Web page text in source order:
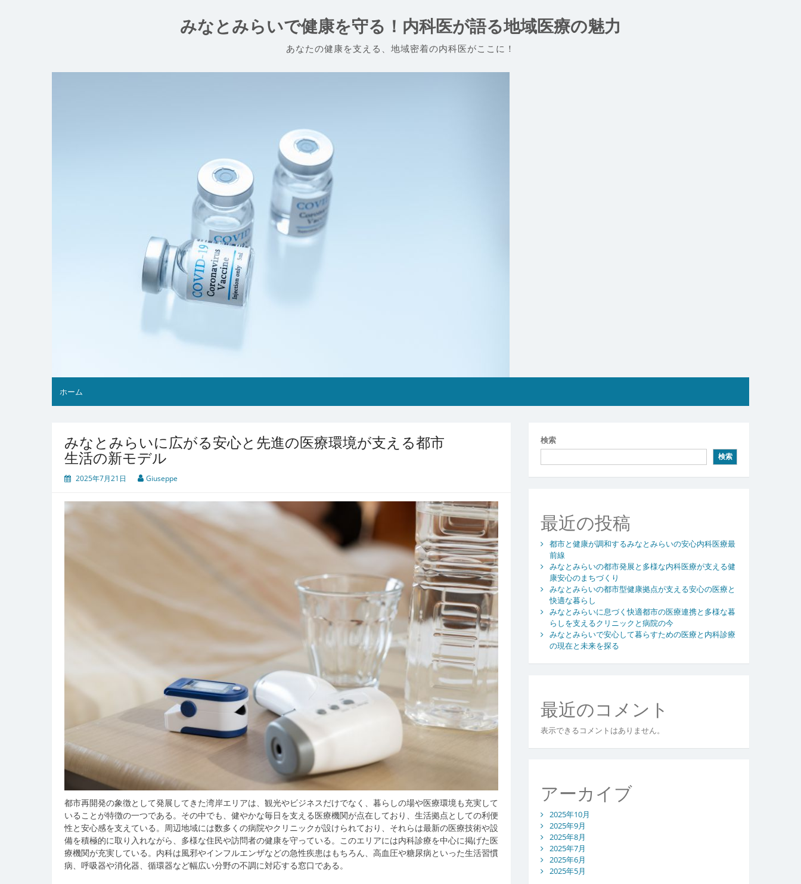
みなとみらいで健康を守る！内科医が語る地域医療の魅力
あなたの健康を支える、地域密着の内科医がここに！
ホーム
みなとみらいに広がる安心と先進の医療環境が支える都市
生活の新モデル
2025年7月21日 Giuseppe
都市再開発の象徴として発展してきた湾岸エリアは、観光やビジネスだけでなく、暮らしの場や医療環境も充実して
いることが特徴の一つである。 その中でも、健やかな毎日を支える医療機関が点在しており、生活拠点としての利便
性と安心感を支えている。周辺地域には数多くの病院やクリニックが設けられており、それらは最新の医療技術や設
備を積極的に取り入れながら、多様な住民や訪問者の健康を守っている。このエリアには内科診療を中心に掲げた医
療機関が充実している。内科は風邪やインフルエンザなどの急性疾患はもちろん、高血圧や糖尿病といった生活習慣
病、呼吸器や消化器、循環器など幅広い分野の不調に対応する窓口である。
検索
検索
最近の投稿
都市と健康が調和するみなとみらいの安心内科医療最
前線
みなとみらいの都市発展と多様な内科医療が支える健
康安心のまちづくり
みなとみらいの都市型健康拠点が支える安心の医療と
快適な暮らし
みなとみらいに息づく快適都市の医療連携と多様な暮
らしを支えるクリニックと病院の今
みなとみらいで安心して暮らすための医療と内科診療
の現在と未来を探る
最近のコメント
表示できるコメントはありません。
アーカイブ
2025年10月
2025年9月
2025年8月
2025年7月
2025年6月
2025年5月